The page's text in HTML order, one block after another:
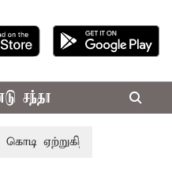
சந்தா
ஏற்றுகிறார், முதல்-அமைச்சர்